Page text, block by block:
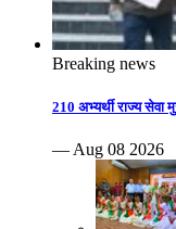
Breaking news
210 अभ्यर्थी राज्य सेवा
— Aug 08 2026